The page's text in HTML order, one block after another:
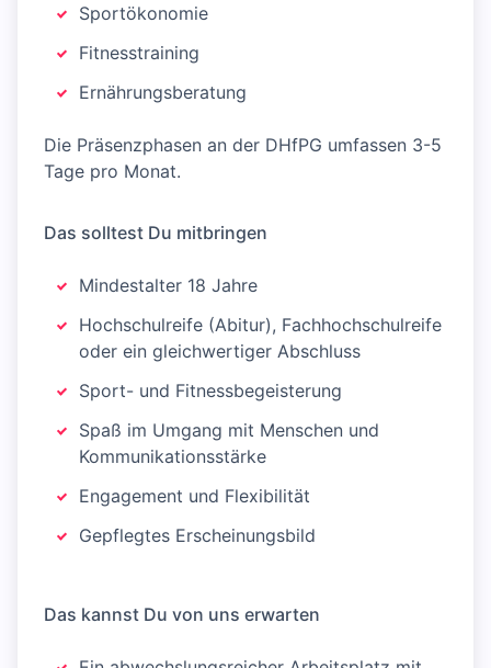
Sportökonomie
Fitnesstraining
Ernährungsberatung
Die Präsenzphasen an der DHfPG umfassen 3-5
Tage pro Monat.
Das solltest Du mitbringen
Mindestalter 18 Jahre
Hochschulreife (Abitur), Fachhochschulreife
oder ein gleichwertiger Abschluss
Sport- und Fitnessbegeisterung
Spaß im Umgang mit Menschen und
Kommunikationsstärke
Engagement und Flexibilität
Gepflegtes Erscheinungsbild
Das kannst Du von uns erwarten